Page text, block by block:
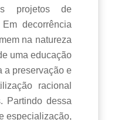
projetos de
decorrência
na natureza
uma educação
a preservação e
racional
Partindo dessa
especialização,